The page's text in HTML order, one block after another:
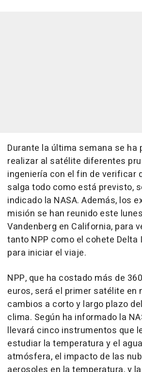
Durante la última semana se ha
realizar al satélite diferentes
ingeniería con el fin de verificar
salga todo como está previsto,
indicado la NASA. Además, los
misión se han reunido este
Vandenberg en California, para
tanto NPP como el cohete
para iniciar el viaje.
NPP, que ha costado más de
euros, será el primer satélite en
cambios a corto y largo plazo
clima. Según ha informado la
llevará cinco instrumentos que
estudiar la temperatura y el
atmósfera, el impacto de las